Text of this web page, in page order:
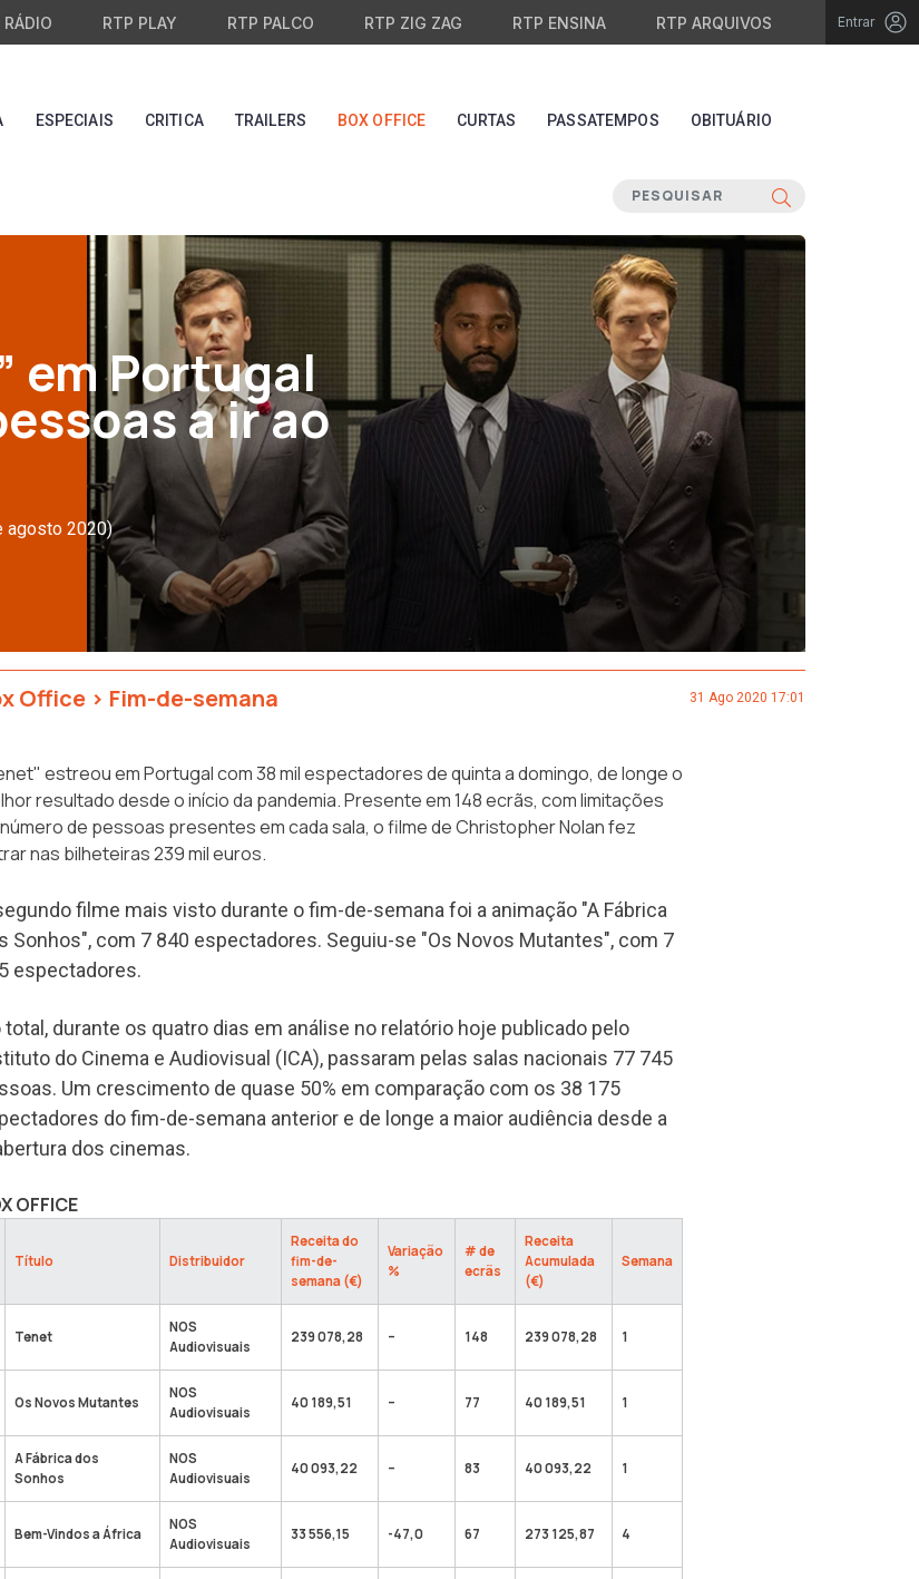
RÁDIO RTP PLAY RTP PALCO RTP ZIG ZAG RTP ENSINA RTP ARQUIVOS Entrar
ESPECIAIS CRITICA TRAILERS BOX OFFICE CURTAS PASSATEMPOS OBITUÁRIO
em Portugal
a ir ao
agosto 2020)
Office > Fim-de-semana 31 Ago 2020 17:01
estreou em Portugal com 38 mil espectadores de quinta a domingo, de longe o
resultado desde o início da pandemia. Presente em 148 ecrãs, com limitações
de pessoas presentes em cada sala, o filme de Christopher Nolan fez
nas bilheteiras 239 mil euros.
filme mais visto durante o fim-de-semana foi a animação "A Fábrica
Sonhos", com 7 840 espectadores. Seguiu-se "Os Novos Mutantes", com 7
espectadores.
total, durante os quatro dias em análise no relatório hoje publicado pelo
do Cinema e Audiovisual (ICA), passaram pelas salas nacionais 77 745
Um crescimento de quase 50% em comparação com os 38 175
do fim-de-semana anterior e de longe a maior audiência desde a
dos cinemas.
OFFICE
Título Distribuidor
Receita do
fim-de-
semana (€)
Variação
%
# de
ecrãs
Receita
Acumulada
(€)
Semana
Tenet
NOS
Audiovisuais
239 078,28 – 148 239 078,28 1
Os Novos Mutantes
NOS
Audiovisuais
40 189,51 – 77 40 189,51 1
A Fábrica dos
Sonhos
NOS
Audiovisuais
40 093,22 – 83 40 093,22 1
Bem-Vindos a África
NOS
Audiovisuais
33 556,15 -47,0 67 273 125,87 4